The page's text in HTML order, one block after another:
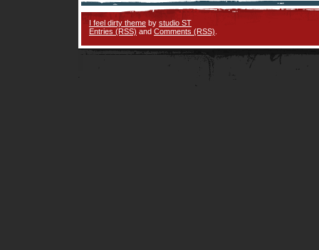
I feel dirty theme by studio ST
Entries (RSS) and Comments (RSS)